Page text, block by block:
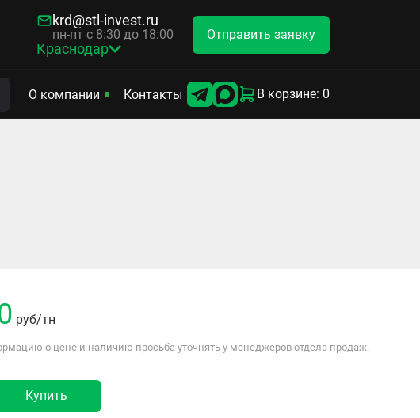
krd@stl-invest.ru
пн-пт с 8:30 до 18:00
Краснодар
Отправить заявку
О компании Контакты В корзине: 0
руб/тн
о цене и наличию просьба уточнять у менеджеров отдела продаж.
Купить